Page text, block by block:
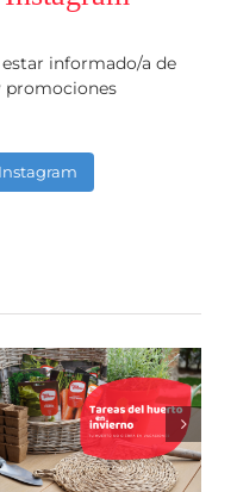
informado/a de
promociones
Tu huerto no
cierra por
vacaciones: 5
tareas del huerto